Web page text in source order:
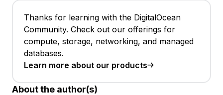
Thanks for learning with the DigitalOcean
Community. Check out our offerings for
compute, storage, networking, and managed
databases.
Learn more about our products
About the author(s)